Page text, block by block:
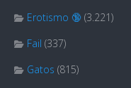
Erotismo 🔞 (3.221)
Fail (337)
Gatos (815)